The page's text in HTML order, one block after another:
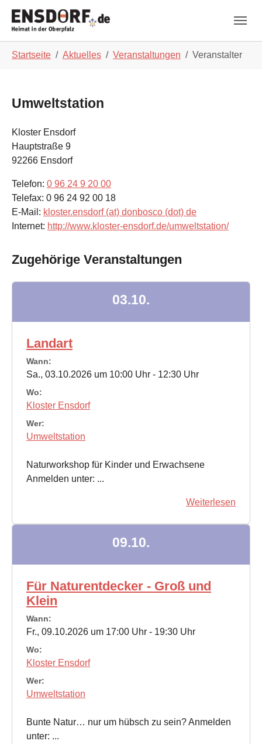
Startseite Aktuelles Veranstaltungen Veranstalter
Umweltstation
Kloster Ensdorf
Hauptstraße 9
92266 Ensdorf
Telefon: 0 96 24 9 20 00
Telefax: 0 96 24 92 00 18
E-Mail: kloster.ensdorf (at) donbosco (dot) de
Internet: http://www.kloster-ensdorf.de/umweltstation/
Zugehörige Veranstaltungen
03.10.
Landart
Wann:
Sa., 03.10.2026 um 10:00 Uhr - 12:30 Uhr
Wo:
Kloster Ensdorf
Wer:
Umweltstation
Naturworkshop für Kinder und Erwachsene
Anmelden unter: ...
Weiterlesen
09.10.
Für Naturentdecker - Groß und
Klein
Wann:
Fr., 09.10.2026 um 17:00 Uhr - 19:30 Uhr
Wo:
Kloster Ensdorf
Wer:
Umweltstation
Bunte Natur… nur um hübsch zu sein? Anmelden
unter: ...